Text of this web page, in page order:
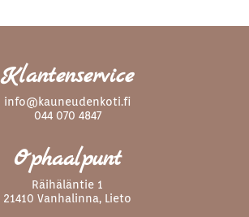
Klantenservice
info@kauneudenkoti.fi
044 070 4847
Ophaalpunt
Räihäläntie 1
21410 Vanhalinna, Lieto